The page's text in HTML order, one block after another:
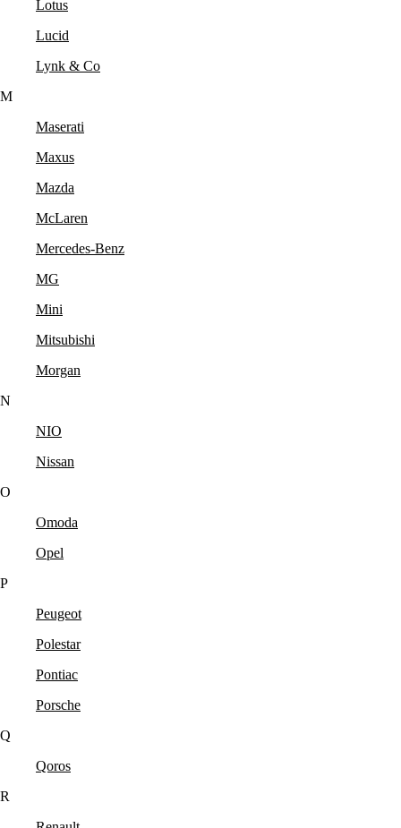
Lotus
Lucid
Lynk & Co
M
Maserati
Maxus
Mazda
McLaren
Mercedes-Benz
MG
Mini
Mitsubishi
Morgan
N
NIO
Nissan
O
Omoda
Opel
P
Peugeot
Polestar
Pontiac
Porsche
Q
Qoros
R